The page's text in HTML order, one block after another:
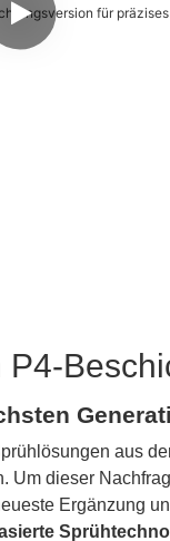
aus
Um dieser
Ergänzung